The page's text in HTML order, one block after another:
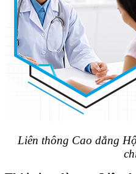
Liên thông Cao dẳng